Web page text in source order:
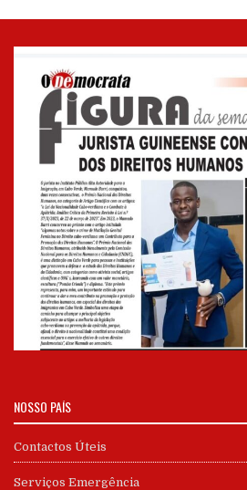
NOSSO PAÍS
Contactos Úteis
Serviços Emergência